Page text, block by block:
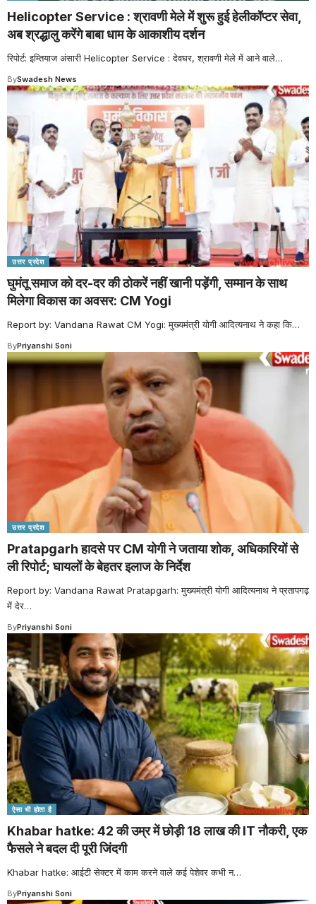
Helicopter Service : श्रावणी मेले में शुरू हुई हेलीकॉप्टर सेवा,
अब श्रद्धालु करेंगे बाबा धाम के आकाशीय दर्शन
रिपोर्ट: इम्तियाज अंसारी Helicopter Service : देवघर, श्रावणी मेले में आने वाले…
BySwadesh News
उत्तर प्रदेश
घुमंतू समाज को दर-दर की ठोकरें नहीं खानी पड़ेंगी, सम्मान के साथ
मिलेगा विकास का अवसर: CM Yogi
Report by: Vandana Rawat CM Yogi: मुख्यमंत्री योगी आदित्यनाथ ने कहा कि…
ByPriyanshi Soni
उत्तर प्रदेश
Pratapgarh हादसे पर CM योगी ने जताया शोक, अधिकारियों से
ली रिपोर्ट; घायलों के बेहतर इलाज के निर्देश
Report by: Vandana Rawat Pratapgarh: मुख्यमंत्री योगी आदित्यनाथ ने प्रतापगढ़
में देर…
ByPriyanshi Soni
ऐसा भी होता है
Khabar hatke: 42 की उम्र में छोड़ी 18 लाख की IT नौकरी, एक
फैसले ने बदल दी पूरी जिंदगी
Khabar hatke: आईटी सेक्टर में काम करने वाले कई पेशेवर कभी न…
ByPriyanshi Soni